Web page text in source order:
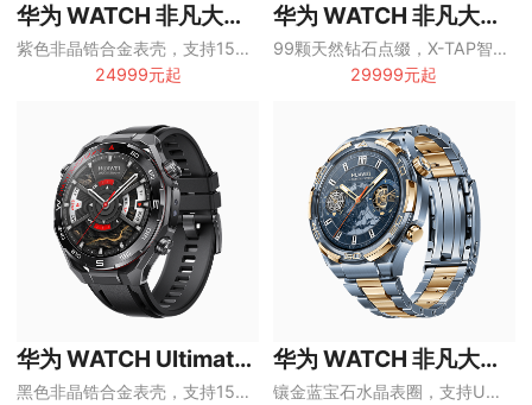
华为 WATCH 非凡大师尊界定制款
紫色非晶锆合金表壳，支持150米潜水、双向北斗卫星消息和eSIM独立通话
24999元起
华为 WATCH 非凡大师星钻绽放款
99颗天然钻石点缀，X-TAP智感窗、eSIM独立通话与女性健康管理
29999元起
华为 WATCH Ultimate 2
黑色非晶锆合金表壳，支持150米潜水、双向北斗卫星消息和eSIM独立通话
华为 WATCH 非凡大师蓝宝石黄金款
镶金蓝宝石水晶表圈，支持UWB、双向北斗卫星消息和100米潜水